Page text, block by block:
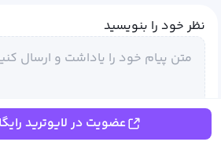
نظر خود را بنویسید
عضویت در لایوترید